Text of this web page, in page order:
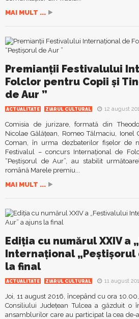
MAI MULT ...
Premianţii Festivalului
Folclor pentru Copii şi
de Aur ”
ACTUALITATE ZIARUL CULTURAL 12 august
Comisia de jurizare, formată din
Nicolae Gălăţean, Romeo Tălmaciu, Ionel
Coman, în urma dezbaterilor fişelor de
Festivalul – concurs Internaţional de
“Peştişorul de Aur”, au stabilit
română Marele premiu...
MAI MULT ...
Ediția cu numărul XXIV a
Internațional „Peștișorul
la final
ACTUALITATE ZIARUL CULTURAL 11 august
Joi, 11 august 2016, începând cu ora
Consiliului Județean Tulcea a găzduit o
ansamblurilor care au participat la cea de-